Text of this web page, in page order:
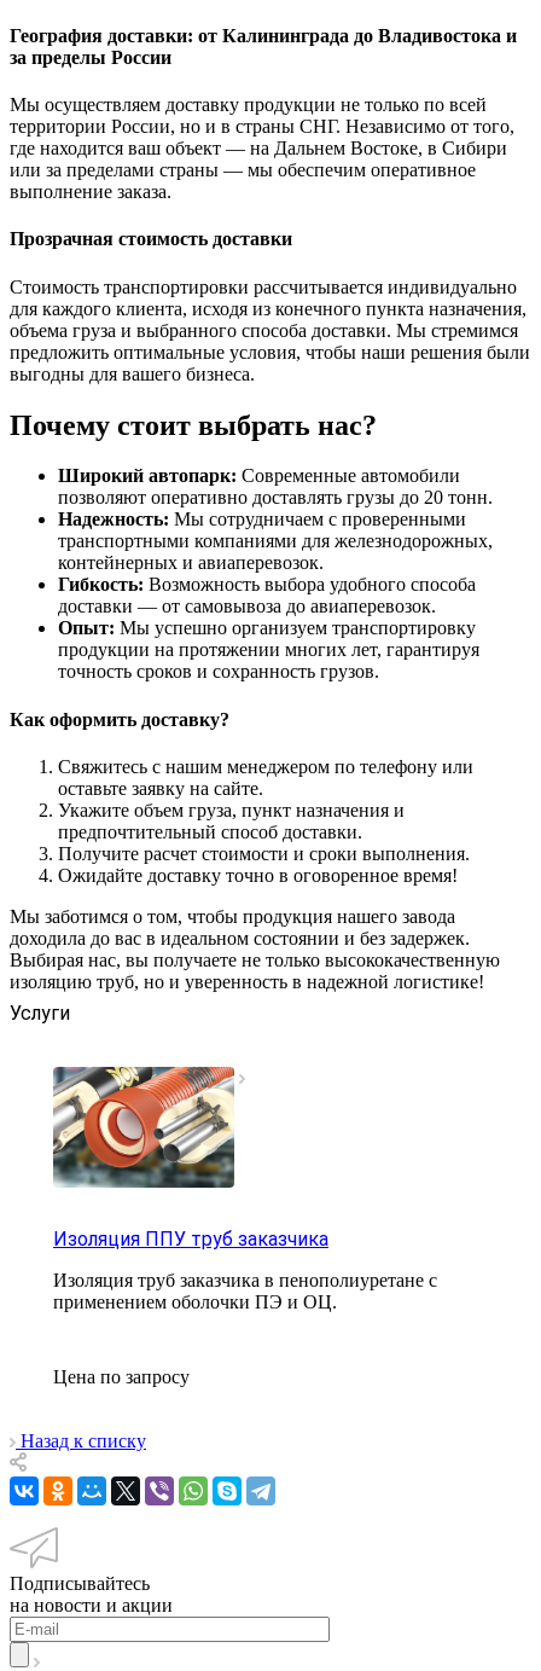
География доставки: от Калининграда до Владивостока и
за пределы России
Мы осуществляем доставку продукции не только по всей
территории России, но и в страны СНГ. Независимо от того,
где находится ваш объект — на Дальнем Востоке, в Сибири
или за пределами страны — мы обеспечим оперативное
выполнение заказа.
Прозрачная стоимость доставки
Стоимость транспортировки рассчитывается индивидуально
для каждого клиента, исходя из конечного пункта назначения,
объема груза и выбранного способа доставки. Мы стремимся
предложить оптимальные условия, чтобы наши решения были
выгодны для вашего бизнеса.
Почему стоит выбрать нас?
Широкий автопарк: Современные автомобили
позволяют оперативно доставлять грузы до 20 тонн.
Надежность: Мы сотрудничаем с проверенными
транспортными компаниями для железнодорожных,
контейнерных и авиаперевозок.
Гибкость: Возможность выбора удобного способа
доставки — от самовывоза до авиаперевозок.
Опыт: Мы успешно организуем транспортировку
продукции на протяжении многих лет, гарантируя
точность сроков и сохранность грузов.
Как оформить доставку?
Свяжитесь с нашим менеджером по телефону или
оставьте заявку на сайте.
Укажите объем груза, пункт назначения и
предпочтительный способ доставки.
Получите расчет стоимости и сроки выполнения.
Ожидайте доставку точно в оговоренное время!
Мы заботимся о том, чтобы продукция нашего завода
доходила до вас в идеальном состоянии и без задержек.
Выбирая нас, вы получаете не только высококачественную
изоляцию труб, но и уверенность в надежной логистике!
Услуги
Изоляция ППУ труб заказчика
Изоляция труб заказчика в пенополиуретане с
применением оболочки ПЭ и ОЦ.
Цена по запросу
Назад к списку
Подписывайтесь
на новости и акции